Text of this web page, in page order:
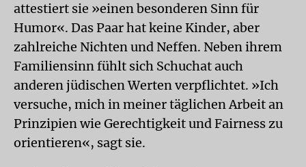
attestiert sie »einen besonderen Sinn für
Humor«. Das Paar hat keine Kinder, aber
zahlreiche Nichten und Neffen. Neben ihrem
Familiensinn fühlt sich Schuchat auch
anderen jüdischen Werten verpflichtet. »Ich
versuche, mich in meiner täglichen Arbeit an
Prinzipien wie Gerechtigkeit und Fairness zu
orientieren«, sagt sie.